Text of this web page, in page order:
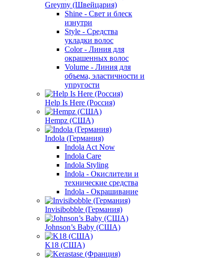
Greymy (Швейцария)
Shine - Свет и блеск
изнутри
Style - Средства
укладки волос
Color - Линия для
окрашенных волос
Volume - Линия для
объема, эластичности и
упругости
Help Is Here (Россия)
Hempz (США)
Indola (Германия)
Indola Act Now
Indola Care
Indola Styling
Indola - Окислители и
технические средства
Indola - Окрашивание
Invisibobble (Германия)
Johnson’s Baby (США)
K18 (США)